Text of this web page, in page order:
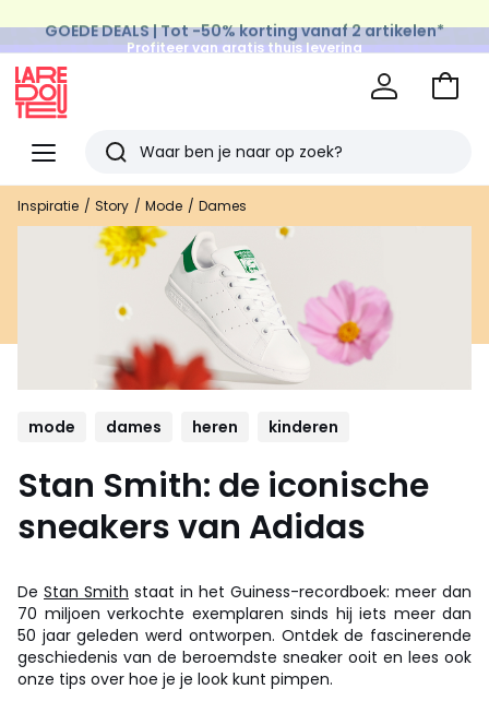
Profiteer van gratis thuis levering
op al de Mode & Home aankopen
Menu
Redoute
Zoeken
Laatst
bekeken
artikelen
Naar
Inspiratie Story Mode Dames
mode dames heren kinderen
Stan Smith: de iconische
sneakers van Adidas
De Stan Smith staat in het Guiness-recordboek: meer dan
70 miljoen verkochte exemplaren sinds hij iets meer dan
50 jaar geleden werd ontworpen. Ontdek de fascinerende
geschiedenis van de beroemdste sneaker ooit en lees ook
onze tips over hoe je je look kunt pimpen.